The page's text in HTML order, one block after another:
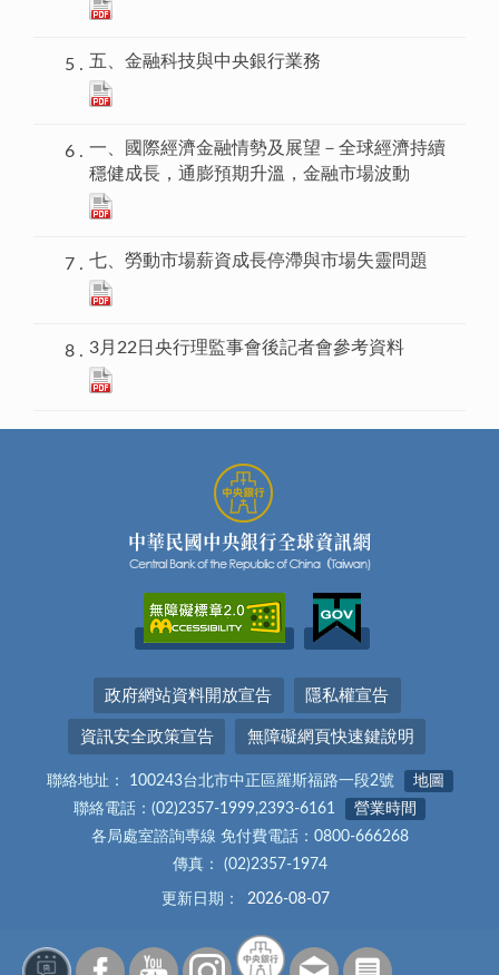
五、金融科技與中央銀行業務
一、國際經濟金融情勢及展望－全球經濟持續
穩健成長，通膨預期升溫，金融市場波動
七、勞動市場薪資成長停滯與市場失靈問題
3月22日央行理監事會後記者會參考資料
政府網站資料開放宣告 隱私權宣告
資訊安全政策宣告 無障礙網頁快速鍵說明
聯絡地址： 100243台北市中正區羅斯福路一段2號
地圖
聯絡電話：(02)2357-1999,2393-6161
營業時間
各局處室諮詢專線 免付費電話：0800-666268
傳真： (02)2357-1974
更新日期： 2026-08-07